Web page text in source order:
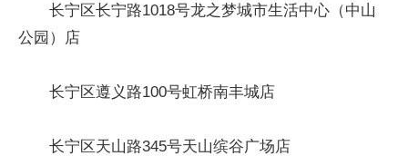
长宁区长宁路1018号龙之梦城市生活中心（中山
公园）店
长宁区遵义路100号虹桥南丰城店
长宁区天山路345号天山缤谷广场店